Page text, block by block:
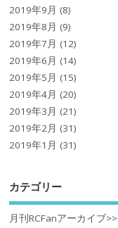
2019年9月 (8)
2019年8月 (9)
2019年7月 (12)
2019年6月 (14)
2019年5月 (15)
2019年4月 (20)
2019年3月 (21)
2019年2月 (31)
2019年1月 (31)
カテゴリー
月刊RCFanアーカイブ>>